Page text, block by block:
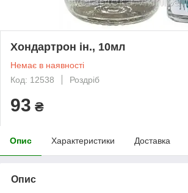
Хондартрон ін., 10мл
Немає в наявності
Код: 12538
Роздріб
93 ₴
Опис Характеристики Доставка
Опис